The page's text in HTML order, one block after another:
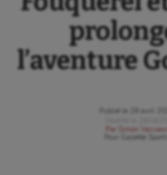
l’aventure
Publié le
28 avril
Par
Simon Vasseur
Gazette Sports